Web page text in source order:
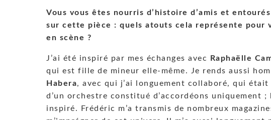
Vous vous êtes nourris d’histoire d’amis et
sur cette pièce : quels atouts cela représente pour
en scène ?
J’ai été inspiré par mes échanges avec Raphaëlle
qui est fille de mineur elle-même. Je rends aussi
Habera, avec qui j’ai longuement collaboré, qui
d’un orchestre constitué d’accordéons uniquement ;
inspiré. Frédéric m’a transmis de nombreux